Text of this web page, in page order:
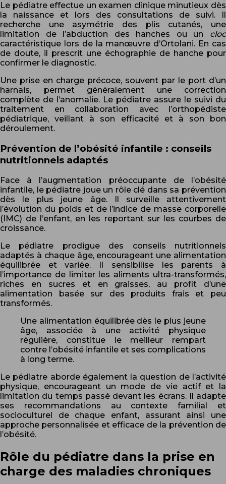
Le pédiatre effectue un examen clinique minutieux dès
la naissance et lors des consultations de suivi. Il
recherche une asymétrie des plis cutanés, une
limitation de l’abduction des hanches ou un cloc
caractéristique lors de la manœuvre d’Ortolani. En cas
de doute, il prescrit une échographie de hanche pour
confirmer le diagnostic.
Une prise en charge précoce, souvent par le port d’un
harnais, permet généralement une correction
complète de l’anomalie. Le pédiatre assure le suivi du
traitement en collaboration avec l’orthopédiste
pédiatrique, veillant à son efficacité et à son bon
déroulement.
Prévention de l’obésité infantile : conseils
nutritionnels adaptés
Face à l’augmentation préoccupante de l’obésité
infantile, le pédiatre joue un rôle clé dans sa prévention
dès le plus jeune âge. Il surveille attentivement
l’évolution du poids et de l’indice de masse corporelle
(IMC) de l’enfant, en les reportant sur les courbes de
croissance.
Le pédiatre prodigue des conseils nutritionnels
adaptés à chaque âge, encourageant une alimentation
équilibrée et variée. Il sensibilise les parents à
l’importance de limiter les aliments ultra-transformés,
riches en sucres et en graisses, au profit d’une
alimentation basée sur des produits frais et peu
transformés.
Une alimentation équilibrée dès le plus jeune
âge, associée à une activité physique
régulière, constitue le meilleur rempart
contre l’obésité infantile et ses complications
à long terme.
Le pédiatre aborde également la question de l’activité
physique, encourageant un mode de vie actif et la
limitation du temps passé devant les écrans. Il adapte
ses recommandations au contexte familial et
socioculturel de chaque enfant, assurant ainsi une
approche personnalisée et efficace de la prévention de
l’obésité.
Rôle du pédiatre dans la prise en
charge des maladies chroniques